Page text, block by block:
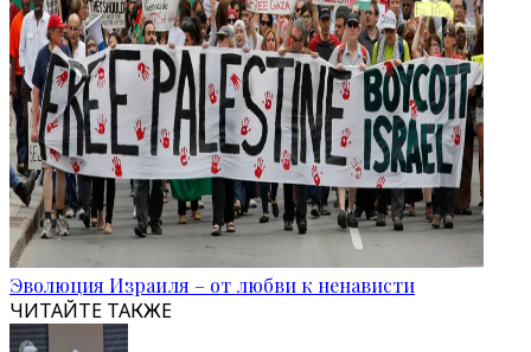
Эволюция Израиля – от любви к ненависти
ЧИТАЙТЕ ТАКЖЕ